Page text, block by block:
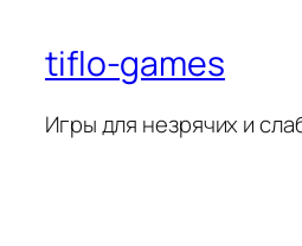
tiflo-games
Игры для незрячих и